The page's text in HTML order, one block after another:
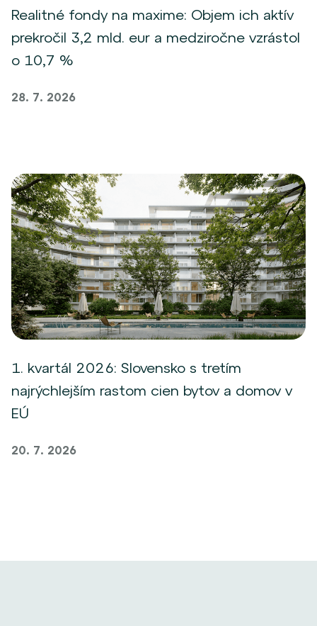
Realitné fondy na maxime: Objem ich aktív
prekročil 3,2 mld. eur a medziročne vzrástol
o 10,7 %
28. 7. 2026
1. kvartál 2026: Slovensko s tretím
najrýchlejším rastom cien bytov a domov v
EÚ
20. 7. 2026